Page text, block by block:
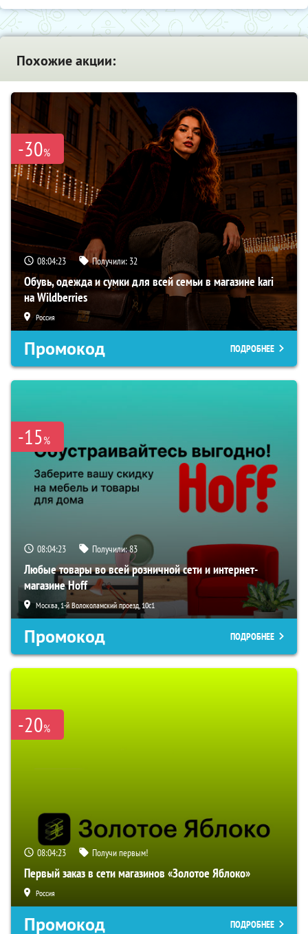
Похожие акции:
-30%
08:04:22 Получили: 32
Обувь, одежда и сумки для всей семьи в магазине kari
на Wildberries
Россия
Промокод ПОДРОБНЕЕ
-15%
08:04:22 Получили:83
Любые товары во всей розничной сети и интернет-
магазине Hoff
Москва, 1-й Волоколамский проезд, 10с1
Промокод ПОДРОБНЕЕ
-20%
08:04:22 Получи первым!
Первый заказ в сети магазинов «Золотое Яблоко»
Россия
Промокод ПОДРОБНЕЕ